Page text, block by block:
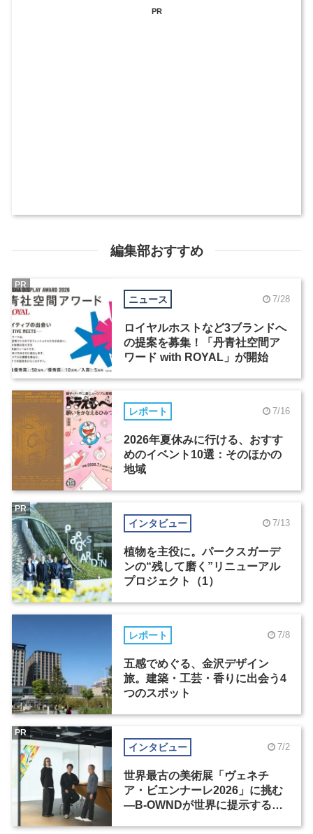
PR
編集部おすすめ
ニュース 7/28
ロイヤルホストなど3ブランドへ
の提案を募集！「丹青社空間ア
ワード with ROYAL」が開始
PR
レポート 7/16
2026年夏休みに行ける、おすす
めのイベント10選：そのほかの
地域
インタビュー 7/13
植物を主役に。パークスガーデ
ンの“残して磨く”リニューアル
プロジェクト（1）
PR
レポート 7/8
五感でめぐる、金沢デザイン
旅。建築・工芸・香りに出会う4
つのスポット
インタビュー 7/2
世界最古の美術展「ヴェネチ
ア・ビエンナーレ2026」に挑む
―B-OWNDが世界に提示する美
PR